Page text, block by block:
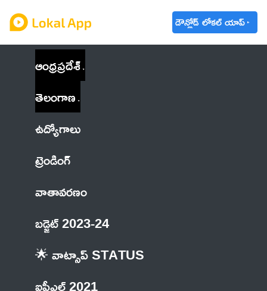
డౌన్లోడ్ లోకల్ యాప్
ఆంధ్రప్రదేశ్
తెలంగాణ
ఉద్యోగాలు
ట్రెండింగ్
వాతావరణం
బడ్జెట్ 2023-24
🌟 వాట్సాప్ STATUS
ఐపీఎల్ 2021